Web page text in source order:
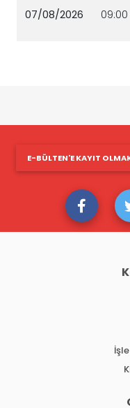
07/08/2026 09:00
E-BÜLTEN'E KAYIT